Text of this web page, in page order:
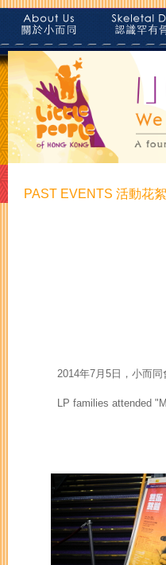
PAST EVENTS 活動花絮
2014年7月5日，小而
LP families attended